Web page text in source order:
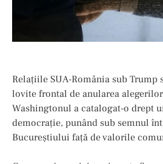
Relațiile SUA-România sub Trump
lovite frontal de anularea
Washingtonul a catalogat-o drept
democrație, punând sub semnul
Bucureștiului față de valorile